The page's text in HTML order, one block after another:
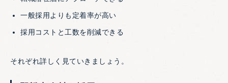
一般採用よりも定着率が高い
採用コストと工数を削減できる
それぞれ詳しく見ていきましょう。